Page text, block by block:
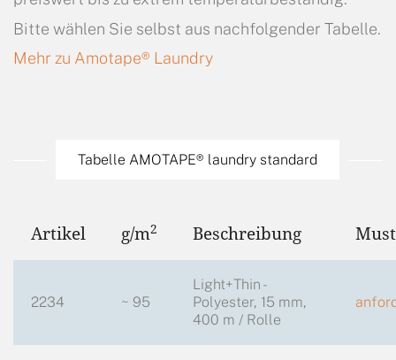
Bitte wählen Sie selbst aus nachfolgender Tabelle.
Mehr zu Amotape® Laundry
Tabelle AMOTAPE® laundry standard
Artikel g/m2 Beschreibung
2234 ~ 95
Light+Thin -
Polyester, 15 mm,
400 m / Rolle